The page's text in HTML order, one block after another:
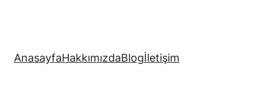
AnasayfaHakkımızdaBlogİletişim